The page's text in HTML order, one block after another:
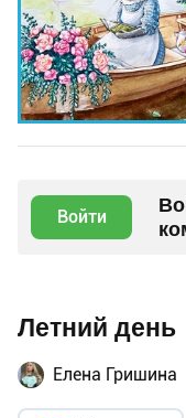
Войти
Летний день
Елена Гришина